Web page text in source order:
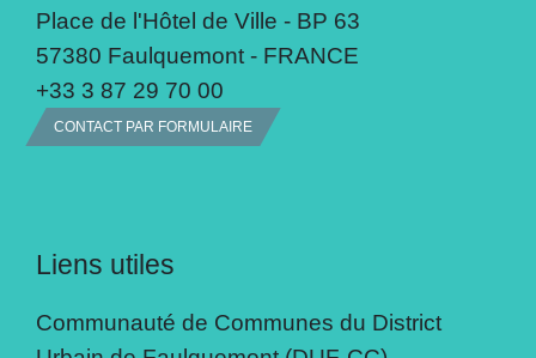
Place de l'Hôtel de Ville - BP 63
57380 Faulquemont - FRANCE
+33 3 87 29 70 00
CONTACT PAR FORMULAIRE
Liens utiles
Communauté de Communes du District